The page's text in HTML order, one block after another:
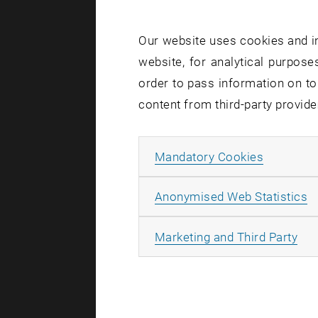
20%
20%
Die TU
100
Our website uses cookies and
website, for analytical
order to pass information on
content from third-party
Mandatory Cookies
Anonymised Web Statistics
Marketing and Third Party